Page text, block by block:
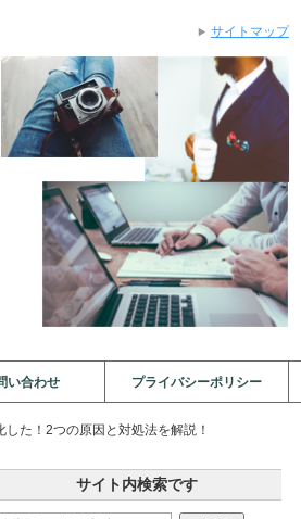
い合わせ プライバシーポリシー
た！2つの原因と対処法を解説！
サイト内検索です
サイトマップ